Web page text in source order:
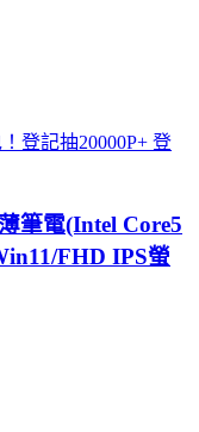
登記抽20000P+ 登
筆電(Intel Core5
FHD IPS螢